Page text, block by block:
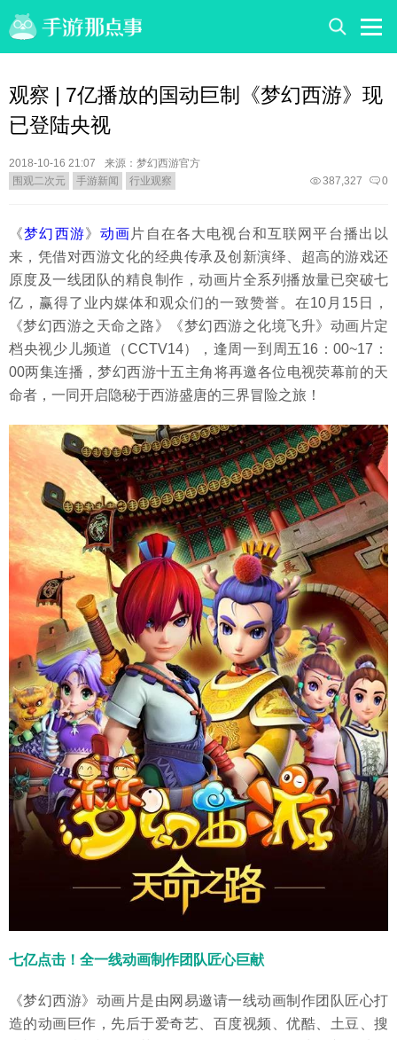
观察 | 7亿播放的国动巨制《梦幻西游》现
已登陆央视
2018-10-16 21:07 来源： 梦幻西游官方
围观二次元
手游新闻 行业观察 0
387,327
《梦幻西游》动画 片自在各大电视台和互联网平台播出以
来，凭借对西游文化的经典传承及创新演绎、超高的游戏还
原度及一线团队的精良制作，动画片全系列播放量已突破七
亿，赢得了业内媒体和观众们的一致赞誉。在10月15日，
《梦幻西游之天命之路》《梦幻西游之化境飞升》动画片定
档央视少儿频道（CCTV14），逢周一到周五16：00~17：
00两集连播，梦幻西游十五主角将再邀各位电视荧幕前的天
命者，一同开启隐秘于西游盛唐的三界冒险之旅！
七亿点击！全一线动画制作团队匠心巨献
《梦幻西游》动画片是由网易邀请一线动画制作团队匠心打
造的动画巨作，先后于爱奇艺、百度视频、优酷、土豆、搜